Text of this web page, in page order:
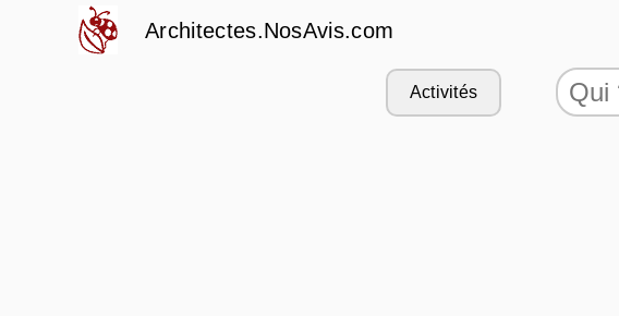
Architectes.NosAvis.com
Activités